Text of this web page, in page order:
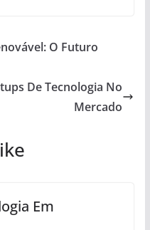
O Futuro
De Tecnologia No
Mercado
Em